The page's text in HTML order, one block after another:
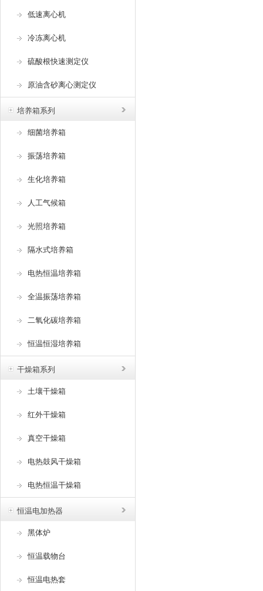
低速离心机
冷冻离心机
硫酸根快速测定仪
原油含砂离心测定仪
培养箱系列
细菌培养箱
振荡培养箱
生化培养箱
人工气候箱
光照培养箱
隔水式培养箱
电热恒温培养箱
全温振荡培养箱
二氧化碳培养箱
恒温恒湿培养箱
干燥箱系列
土壤干燥箱
红外干燥箱
真空干燥箱
电热鼓风干燥箱
电热恒温干燥箱
恒温电加热器
黑体炉
恒温载物台
恒温电热套